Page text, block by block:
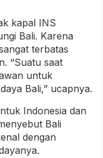
kapal INS
Bali. Karena
terbatas
“Suatu saat
untuk
Bali,” ucapnya.
Indonesia dan
Bali
dengan